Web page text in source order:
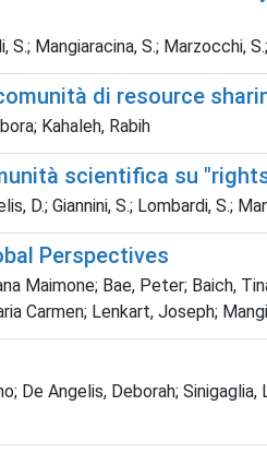
Mangiaracina, S.; Marzocchi,
di resource
Kahaleh, Rabih
scientifica su
D.; Giannini, S.; Lombardi, S.;
Perspectives
Maimone; Bae, Peter; Baich,
Carmen; Lenkart, Joseph;
De Angelis, Deborah;